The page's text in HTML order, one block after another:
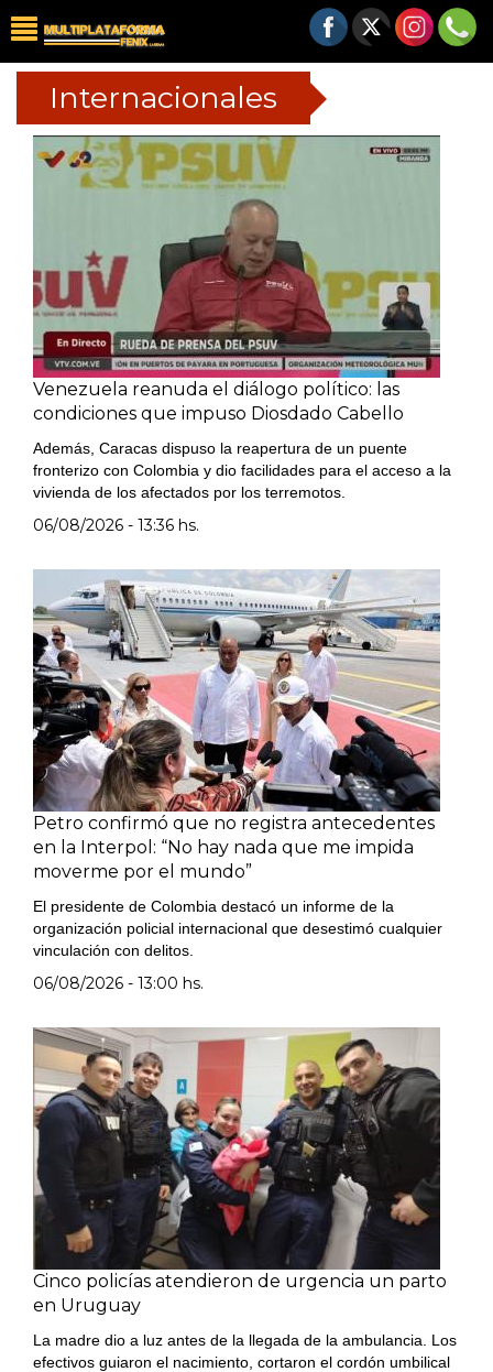
Internacionales
Venezuela reanuda el diálogo político: las
condiciones que impuso Diosdado Cabello
Además, Caracas dispuso la reapertura de un puente
fronterizo con Colombia y dio facilidades para el acceso a la
vivienda de los afectados por los terremotos.
06/08/2026 - 13:36 hs.
Petro confirmó que no registra antecedentes
en la Interpol: “No hay nada que me impida
moverme por el mundo”
El presidente de Colombia destacó un informe de la
organización policial internacional que desestimó cualquier
vinculación con delitos.
06/08/2026 - 13:00 hs.
Cinco policías atendieron de urgencia un parto
en Uruguay
La madre dio a luz antes de la llegada de la ambulancia. Los
efectivos guiaron el nacimiento, cortaron el cordón umbilical